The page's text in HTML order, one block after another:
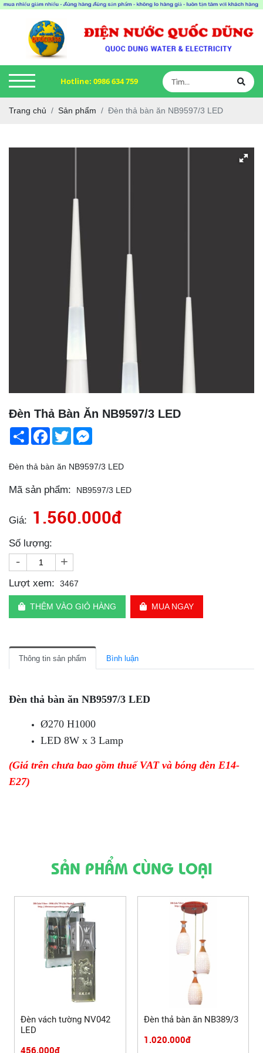
Hotline: 0986 634 759
Trang chủ Sản phẩm Đèn thả bàn ăn NB9597/3 LED
Đèn Thả Bàn Ăn NB9597/3 LED
Share Facebook
Twitter
Đèn thả bàn ăn NB9597/3 LED
Mã sản phẩm: NB9597/3 LED
Giá: 1.560.000đ
Số lượng:
- +
Lượt xem: 3467
THÊM VÀO GIỎ HÀNG MUA NGAY
Thông tin sản phẩm Bình luận
Đèn thả bàn ăn NB9597/3 LED
Ø270 H1000
LED 8W x 3 Lamp
(Giá trên chưa bao gồm thuế VAT và bóng đèn E14-
E27)
SẢN PHẨM CÙNG LOẠI
Đèn vách tường NV042
LED
456.000đ
Đèn thả bàn ăn NB389/3
1.020.000đ